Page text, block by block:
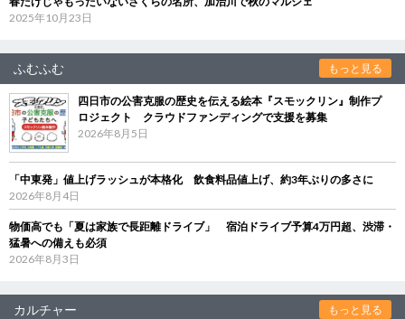
2025年10月23日
ふむふむ もっと見る
四日市の公害克服の歴史を伝える絵本『スモックリン』制作プ
ロジェクト クラウドファンディングで支援を募集
2026年8月5日
「中東発」値上げラッシュが本格化 飲食料品値上げ、約3年ぶりの多さに
2026年8月4日
物価高でも「夏は家族で長距離ドライブ」 宿泊ドライブ予算4万円超、渋滞・
猛暑への備えも必須
2026年8月3日
カルチャー もっと見る